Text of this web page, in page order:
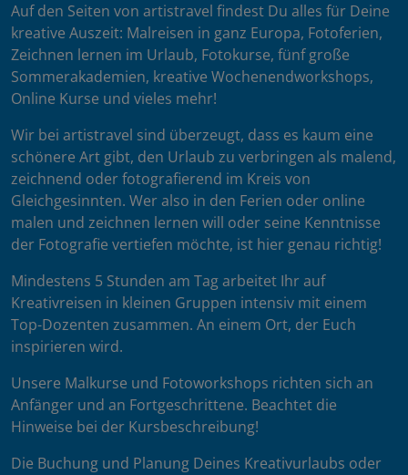
Auf den Seiten von artistravel findest Du alles für Deine
kreative Auszeit: Malreisen in ganz Europa, Fotoferien,
Zeichnen lernen im Urlaub, Fotokurse, fünf große
Sommerakademien, kreative Wochenendworkshops,
Online Kurse und vieles mehr!
Wir bei artistravel sind überzeugt, dass es kaum eine
schönere Art gibt, den Urlaub zu verbringen als malend,
zeichnend oder fotografierend im Kreis von
Gleichgesinnten. Wer also in den Ferien oder online
malen und zeichnen lernen will oder seine Kenntnisse
der Fotografie vertiefen möchte, ist hier genau richtig!
Mindestens 5 Stunden am Tag arbeitet Ihr auf
Kreativreisen in kleinen Gruppen intensiv mit einem
Top-Dozenten zusammen. An einem Ort, der Euch
inspirieren wird.
Unsere Malkurse und Fotoworkshops richten sich an
Anfänger und an Fortgeschrittene. Beachtet die
Hinweise bei der Kursbeschreibung!
Die Buchung und Planung Deines Kreativurlaubs oder